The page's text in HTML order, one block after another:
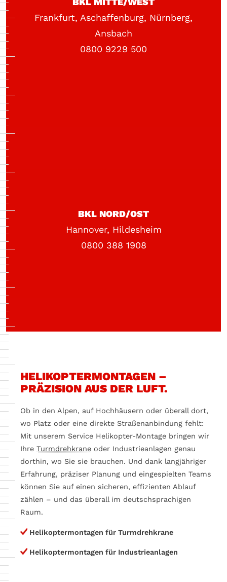
Frankfurt, Aschaffenburg, Nürnberg,
Ansbach
0800 9229 500
BKL NORD/OST
Hannover, Hildesheim
0800 388 1908
HELIKOPTERMONTAGEN –
PRÄZISION AUS DER LUFT.
Ob in den Alpen, auf Hochhäusern oder überall dort,
wo Platz oder eine direkte Straßenanbindung fehlt:
Mit unserem Service Helikopter-Montage bringen wir
Ihre Turmdrehkrane oder Industrieanlagen genau
dorthin, wo Sie sie brauchen. Und dank langjähriger
Erfahrung, präziser Planung und eingespielten Teams
können Sie auf einen sicheren, effizienten Ablauf
zählen – und das überall im deutschsprachigen
Raum.
Helikoptermontagen für Turmdrehkrane
Helikoptermontagen für Industrieanlagen